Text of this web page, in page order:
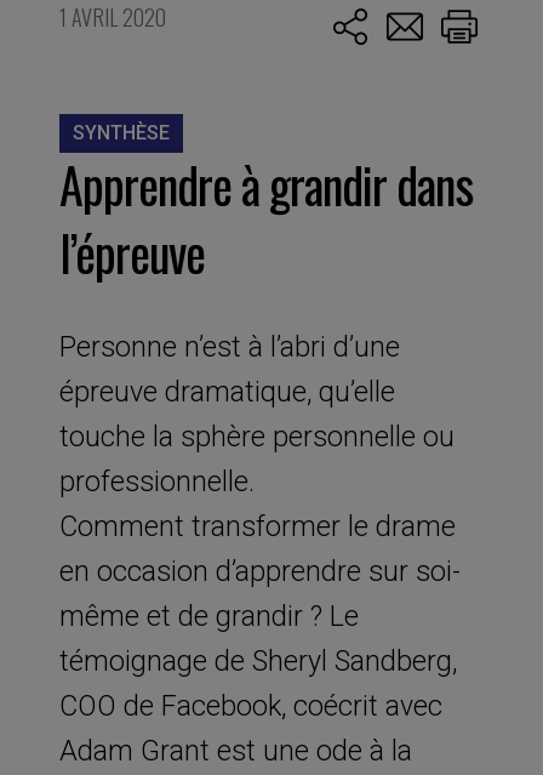
1 AVRIL 2020
SYNTHÈSE
Apprendre à grandir dans
l’épreuve
Personne n’est à l’abri d’une
épreuve dramatique, qu’elle
touche la sphère personnelle ou
professionnelle.
Comment transformer le drame
en occasion d’apprendre sur soi-
même et de grandir ? Le
témoignage de Sheryl Sandberg,
COO de Facebook, coécrit avec
Adam Grant est une ode à la